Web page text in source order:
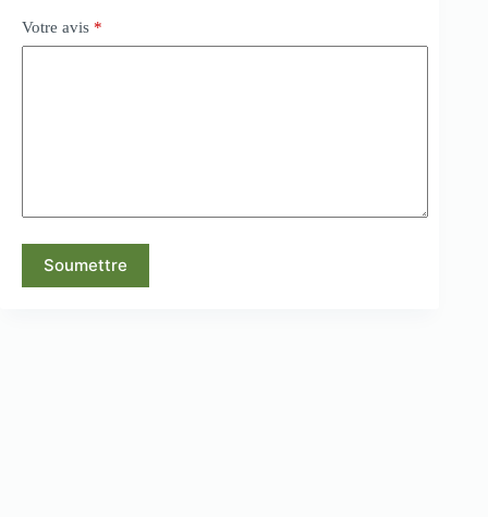
Votre avis *
Soumettre